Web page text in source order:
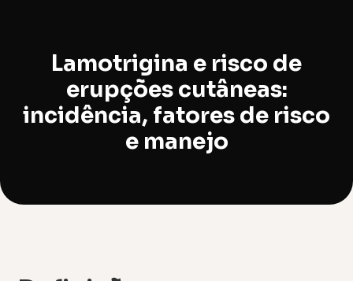
Lamotrigina e risco de
erupções cutâneas:
incidência, fatores de risco
e manejo